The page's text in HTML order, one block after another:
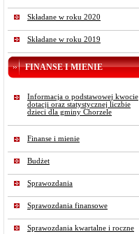
Składane w roku 2020
Składane w roku 2019
FINANSE I MIENIE
Informacja o podstawowej kwocie
dotacji oraz statystycznej liczbie
dzieci dla gminy Chorzele
Finanse i mienie
Budżet
Sprawozdania
Sprawozdania finansowe
Sprawozdania kwartalne i roczne